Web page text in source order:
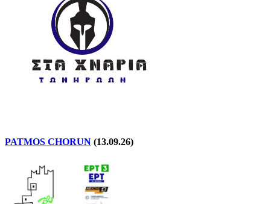
PATMOS CHORUN (13.09.26)